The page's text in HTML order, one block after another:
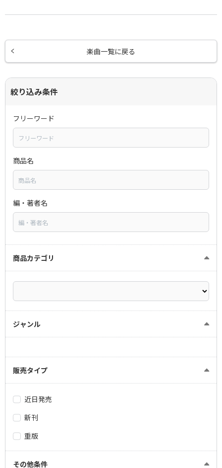
楽曲一覧に戻る
絞り込み条件
フリーワード
商品名
編・著者名
商品カテゴリ
ジャンル
販売タイプ
近日発売
新刊
重版
その他条件